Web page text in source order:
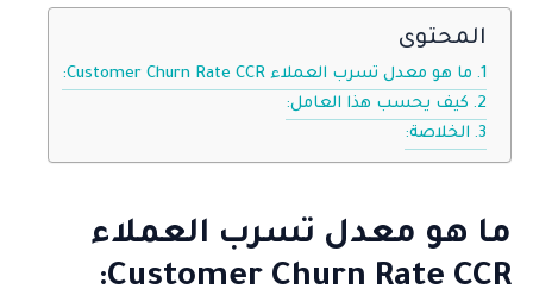
المحتوى
ما هو معدل تسرب العملاء Customer Churn Rate CCR:
كيف يحسب هذا العامل:
الخلاصة:
ما هو معدل تسرب العملاء
Customer Churn Rate CCR: